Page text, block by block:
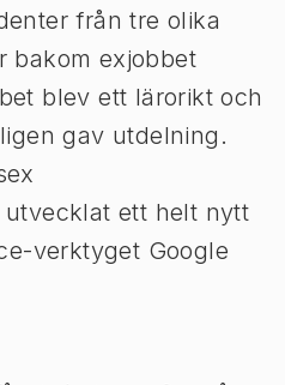
från tre olika
bakom exjobbet
blev ett lärorikt och
gav utdelning.
ett helt nytt
verktyget Google